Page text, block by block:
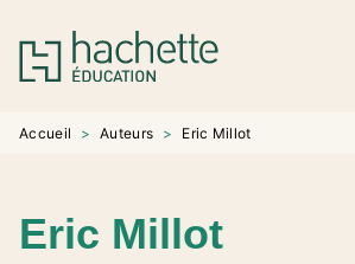
MENU RECHERCHE
PIED DE PAGE
Accueil > Auteurs > Eric Millot
Eric Millot